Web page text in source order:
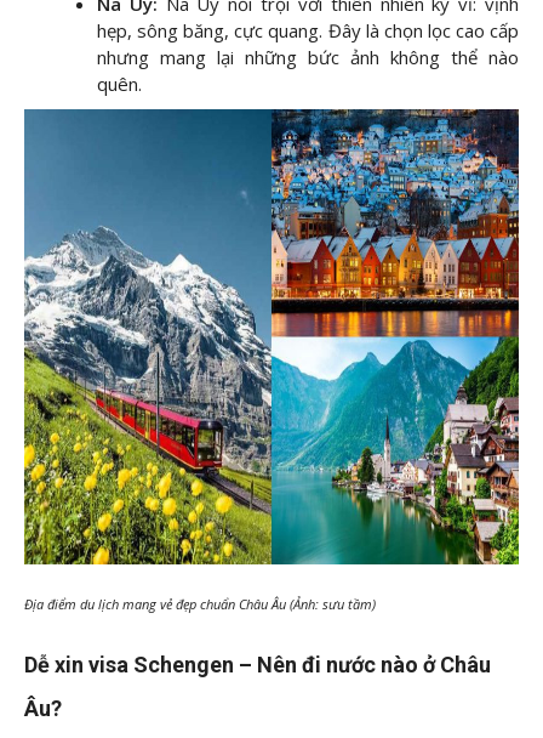
hẹp, sông băng, cực quang. Đây là chọn lọc cao cấp
nhưng mang lại những bức ảnh không thể nào
quên.
Địa điểm du lịch mang vẻ đẹp chuẩn Châu Âu (Ảnh: sưu tầm)
Dễ xin visa Schengen – Nên đi nước nào ở Châu
Âu?